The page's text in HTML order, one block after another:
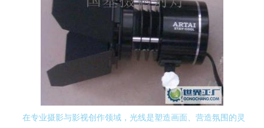
在专业摄影与影视创作领域，光线是塑造画面、营造氛围的灵